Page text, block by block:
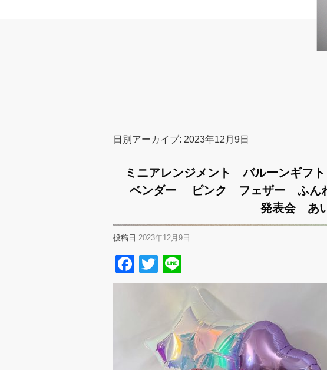
日別アーカイブ: 2023年12月9日
ミニアレンジメント バルーンギ
ベンダー ピンク フェザー ふ
発表会 あ
投稿日 2023年12月9日
Facebook
Twitter